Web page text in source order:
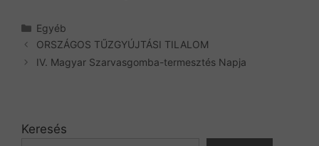
Kategória
Egyéb
ORSZÁGOS TŰZGYÚJTÁSI TILALOM
IV. Magyar Szarvasgomba-termesztés Napja
Keresés